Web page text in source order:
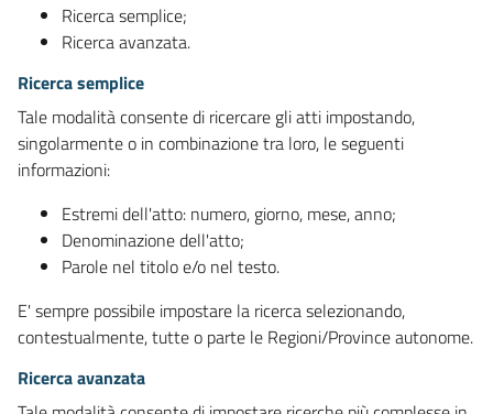
Ricerca semplice;
Ricerca avanzata.
Ricerca semplice
Tale modalità consente di ricercare gli atti impostando,
singolarmente o in combinazione tra loro, le seguenti
informazioni:
Estremi dell'atto: numero, giorno, mese, anno;
Denominazione dell'atto;
Parole nel titolo e/o nel testo.
E' sempre possibile impostare la ricerca selezionando,
contestualmente, tutte o parte le Regioni/Province autonome.
Ricerca avanzata